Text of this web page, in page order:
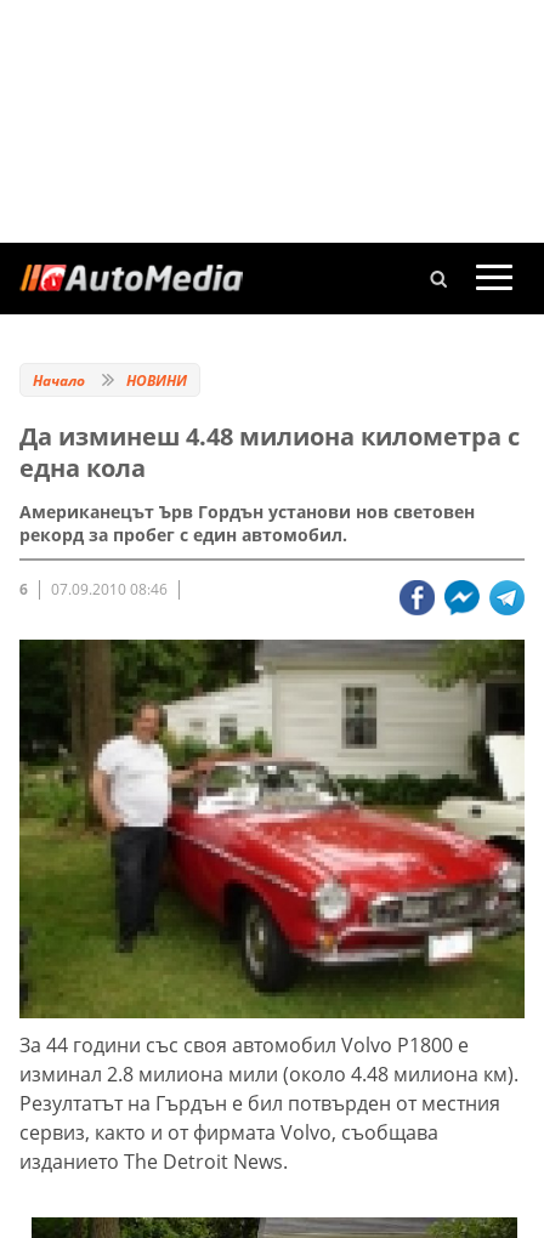
Начало НОВИНИ
Да изминеш 4.48 милиона километра с
една кола
Американецът Ърв Гордън установи нов световен
рекорд за пробег с един автомобил.
6 07.09.2010 08:46
За 44 години със своя автомобил Volvo P1800 е
изминал 2.8 милиона мили (около 4.48 милиона км).
Резултатът на Гърдън е бил потвърден от местния
сервиз, както и от фирмата Volvo, съобщава
изданието The Detroit News.